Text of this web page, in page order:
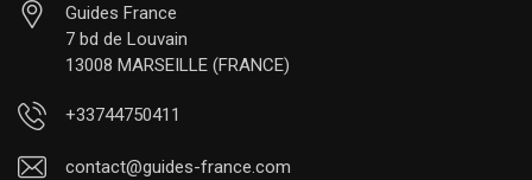
Guides France
7 bd de Louvain
13008 MARSEILLE (FRANCE)
+33744750411
contact@guides-france.com